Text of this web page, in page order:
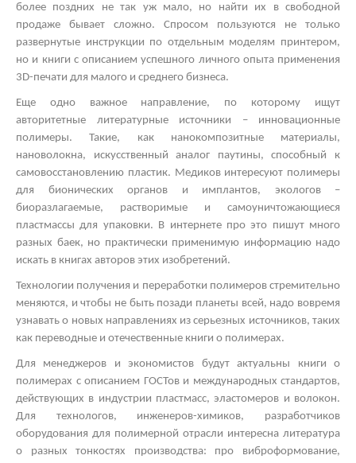
более поздних не так уж мало, но найти их в свободной
продаже бывает сложно. Спросом пользуются не только
развернутые инструкции по отдельным моделям принтером,
но и книги с описанием успешного личного опыта применения
3D-печати для малого и среднего бизнеса.
Еще одно важное направление, по которому ищут
авторитетные литературные источники – инновационные
полимеры. Такие, как нанокомпозитные материалы,
нановолокна, искусственный аналог паутины, способный к
самовосстановлению пластик. Медиков интересуют полимеры
для бионических органов и имплантов, экологов –
биоразлагаемые, растворимые и самоуничтожающиеся
пластмассы для упаковки. В интернете про это пишут много
разных баек, но практически применимую информацию надо
искать в книгах авторов этих изобретений.
Технологии получения и переработки полимеров стремительно
меняются, и чтобы не быть позади планеты всей, надо вовремя
узнавать о новых направлениях из серьезных источников, таких
как переводные и отечественные книги о полимерах.
Для менеджеров и экономистов будут актуальны книги о
полимерах с описанием ГОСТов и международных стандартов,
действующих в индустрии пластмасс, эластомеров и волокон.
Для технологов, инженеров-химиков, разработчиков
оборудования для полимерной отрасли интересна литература
о разных тонкостях производства: про виброформование,